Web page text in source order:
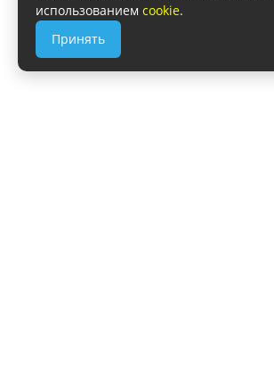
использованием cookie.
Принять